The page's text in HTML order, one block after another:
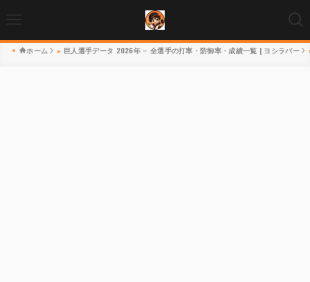
ホーム 巨人選手データ 2026年 – 全選手の打率・防御率・成績一覧 | ヨシラバー